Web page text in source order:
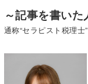
～記事を書いた
通称“セラピスト税理